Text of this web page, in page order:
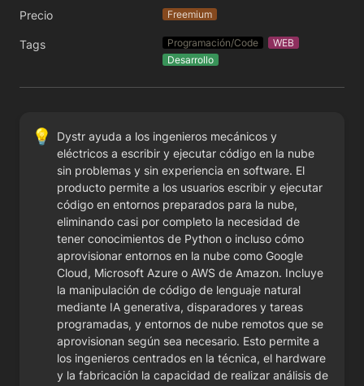
Precio Freemium
Tags Programación/Code
WEB
Desarrollo
💡
Dystr ayuda a los ingenieros mecánicos y
eléctricos a escribir y ejecutar código en la nube
sin problemas y sin experiencia en software. El
producto permite a los usuarios escribir y ejecutar
código en entornos preparados para la nube,
eliminando casi por completo la necesidad de
tener conocimientos de Python o incluso cómo
aprovisionar entornos en la nube como Google
Cloud, Microsoft Azure o AWS de Amazon. Incluye
la manipulación de código de lenguaje natural
mediante IA generativa, disparadores y tareas
programadas, y entornos de nube remotos que se
aprovisionan según sea necesario. Esto permite a
los ingenieros centrados en la técnica, el hardware
y la fabricación la capacidad de realizar análisis de